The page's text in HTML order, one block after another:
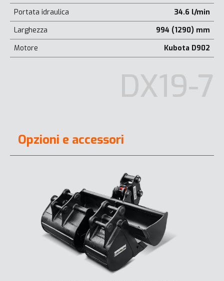
Portata idraulica
34.6 l/min
Larghezza
994 (1290) mm
Motore
Kubota D902
DX19-7
Opzioni e accessori